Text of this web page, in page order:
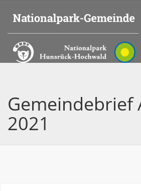
Gemeindebrief
2021